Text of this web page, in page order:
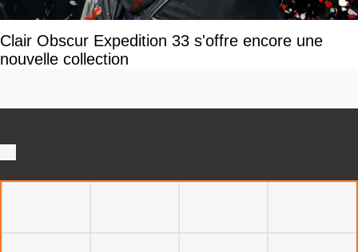
Clair Obscur Expedition 33 s'offre encore une
nouvelle collection